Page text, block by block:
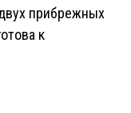
прибрежных
к